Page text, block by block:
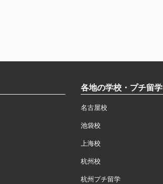
各地の学校・プチ留学
名古屋校
池袋校
上海校
杭州校
杭州プチ留学